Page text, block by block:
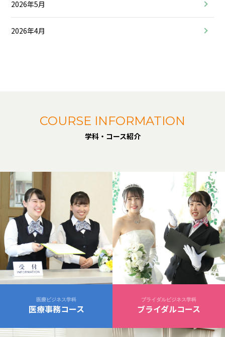
2026年5月
2026年4月
COURSE INFORMATION
学科・コース紹介
医療ビジネス学科
医療事務コース
ブライダルビジネス学科
ブライダルコース